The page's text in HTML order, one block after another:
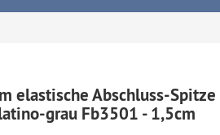
elastische Abschluss-
grau Fb3501 - 1,5cm